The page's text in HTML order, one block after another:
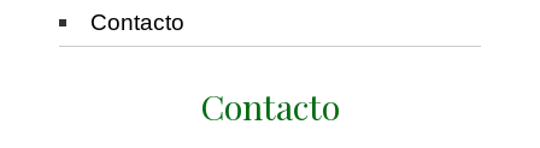
Contacto
Contacto